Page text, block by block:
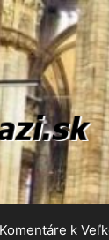
Komentáre k